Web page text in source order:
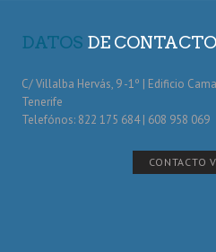
DATOS DE CONTACTO
C/ Villalba Hervás, 9 -1º | Edificio
Tenerife
Telefónos: 822 175 684 | 608 958 069
CONTACTO